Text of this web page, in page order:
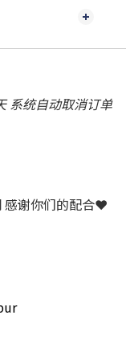
系统自动取消订单
感谢你们的配合❤